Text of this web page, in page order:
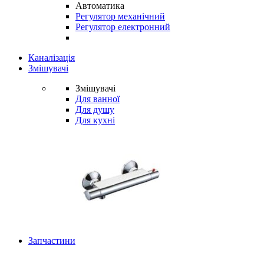
Автоматика
Регулятор механічний
Регулятор електронний
Каналізація
Змішувачі
Змішувачі
Для ванної
Для душу
Для кухні
Запчастини